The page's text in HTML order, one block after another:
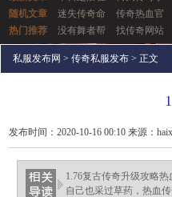
随机文章
迷失传奇命 传奇热血官
热门推荐
没有舞者帮 找传奇网站
私服发布网 > 传奇私服发布 > 正文
发布时间：2020-10-16 00:10 来源：
haixinganggou.com
1.76复古传奇升级攻略
自己也采过草药，热血